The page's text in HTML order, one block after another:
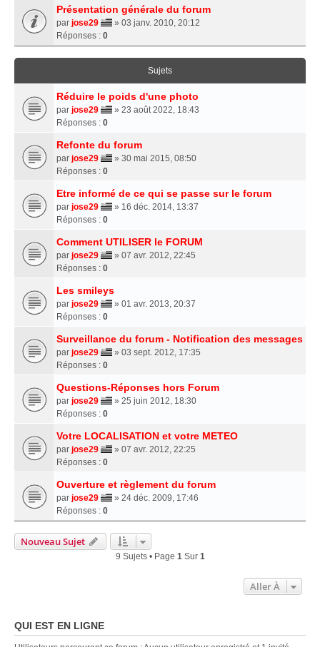
Présentation générale du forum
par jose29
» 03 janv. 2010, 20:12
Réponses : 0
Sujets
Réduire le poids d'une photo
par jose29
» 23 août 2022, 18:43
Réponses : 0
Refonte du forum
par jose29
» 30 mai 2015, 08:50
Réponses : 0
Etre informé de ce qui se passe sur le forum
par jose29
» 16 déc. 2014, 13:37
Réponses : 0
Comment UTILISER le FORUM
par jose29
» 07 avr. 2012, 22:45
Réponses : 0
Les smileys
par jose29
» 01 avr. 2013, 20:37
Réponses : 0
Surveillance du forum - Notification des messages
par jose29
» 03 sept. 2012, 17:35
Réponses : 0
Questions-Réponses hors Forum
par jose29
» 25 juin 2012, 18:30
Réponses : 0
Votre LOCALISATION et votre METEO
par jose29
» 07 avr. 2012, 22:25
Réponses : 0
Ouverture et règlement du forum
par jose29
» 24 déc. 2009, 17:46
Réponses : 0
Nouveau Sujet
9 Sujets • Page 1 Sur 1
Aller À
QUI EST EN LIGNE